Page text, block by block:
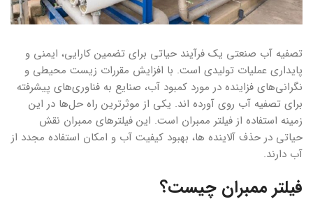
تصفیه آب صنعتی یک فرآیند حیاتی برای تضمین کارایی، ایمنی و
پایداری عملیات تولیدی است. با افزایش مقررات زیست محیطی و
نگرانی‌های فزاینده در مورد کمبود آب، صنایع به فناوری‌های پیشرفته
برای تصفیه آب روی آورده اند. یکی از موثرترین راه حل‌ها در این
زمینه استفاده از فیلتر ممبران است. این فیلترهای ممبران نقش
حیاتی در حذف آلاینده ها، بهبود کیفیت آب و امکان استفاده مجدد از
آب دارند.
فیلتر ممبران چیست؟